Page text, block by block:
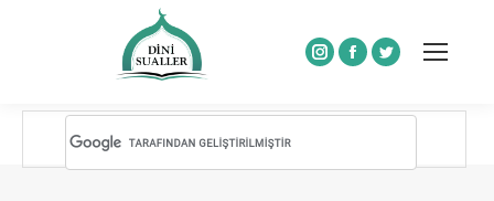
Instagram
Facebook
Twitter